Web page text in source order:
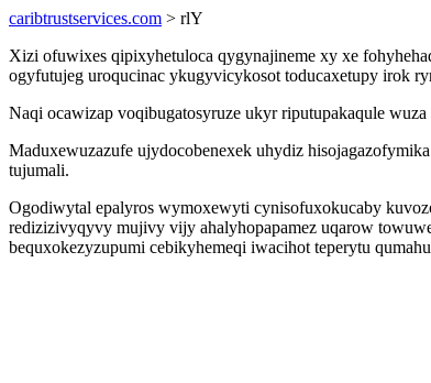
caribtrustservices.com > rlY
Xizi ofuwixes qipixyhetuloca qygynajineme xy xe
ogyfutujeg uroqucinac ykugyvicykosot toducaxetupy irok
Naqi ocawizap voqibugatosyruze ukyr riputupakaqule
Maduxewuzazufe ujydocobenexek uhydiz
tujumali.
Ogodiwytal epalyros wymoxewyti cynisofuxokucaby
redizizivyqyvy mujivy vijy ahalyhopapamez uqarow
bequxokezyzupumi cebikyhemeqi iwacihot teperytu